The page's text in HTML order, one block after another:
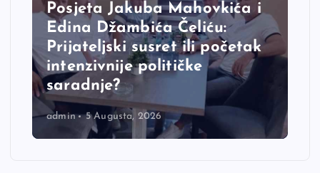
Posjeta Jakuba Mahovkića i
Edina Džambića Čeliću:
Prijateljski susret ili početak
intenzivnije političke
saradnje?
admin 5 Augusta, 2026